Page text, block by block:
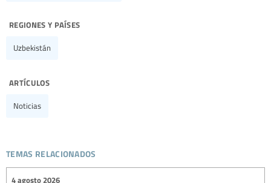
regiones y países
Uzbekistán
artículos
Noticias
temas relacionados
4 agosto 2026